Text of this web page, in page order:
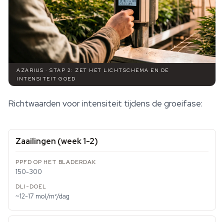
AZARIUS · STAP 2: ZET HET LICHTSCHEMA EN DE
INTENSITEIT GOED
Richtwaarden voor intensiteit tijdens de groeifase:
Zaailingen (week 1-2)
150-300
~12-17 mol/m²/dag